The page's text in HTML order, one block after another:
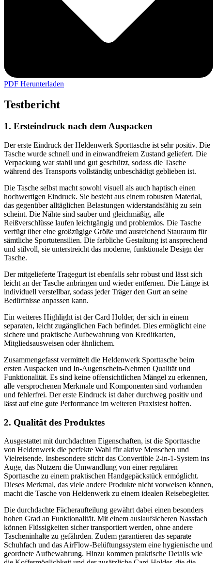
PDF Herunterladen
Testbericht
1. Ersteindruck nach dem Auspacken
Der erste Eindruck der Heldenwerk Sporttasche ist sehr positiv. Die
Tasche wurde schnell und in einwandfreiem Zustand geliefert. Die
Verpackung war stabil und gut geschützt, sodass die Tasche
während des Transports vollständig unbeschädigt geblieben ist.
Die Tasche selbst macht sowohl visuell als auch haptisch einen
hochwertigen Eindruck. Sie besteht aus einem robusten Material,
das gegenüber alltäglichen Belastungen widerstandsfähig zu sein
scheint. Die Nähte sind sauber und gleichmäßig, alle
Reißverschlüsse laufen leichtgängig und problemlos. Die Tasche
verfügt über eine großzügige Größe und ausreichend Stauraum für
sämtliche Sportutensilien. Die farbliche Gestaltung ist ansprechend
und stilvoll, sie unterstreicht das moderne, funktionale Design der
Tasche.
Der mitgelieferte Tragegurt ist ebenfalls sehr robust und lässt sich
leicht an der Tasche anbringen und wieder entfernen. Die Länge ist
individuell verstellbar, sodass jeder Träger den Gurt an seine
Bedürfnisse anpassen kann.
Ein weiteres Highlight ist der Card Holder, der sich in einem
separaten, leicht zugänglichen Fach befindet. Dies ermöglicht eine
sichere und praktische Aufbewahrung von Kreditkarten,
Mitgliedsausweisen oder ähnlichem.
Zusammengefasst vermittelt die Heldenwerk Sporttasche beim
ersten Auspacken und In-Augenschein-Nehmen Qualität und
Funktionalität. Es sind keine offensichtlichen Mängel zu erkennen,
alle versprochenen Merkmale und Komponenten sind vorhanden
und fehlerfrei. Der erste Eindruck ist daher durchweg positiv und
lässt auf eine gute Performance im weiteren Praxistest hoffen.
2. Qualität des Produktes
Ausgestattet mit durchdachten Eigenschaften, ist die Sporttasche
von Heldenwerk die perfekte Wahl für aktive Menschen und
Vielreisende. Insbesondere sticht das Convertible 2-in-1-System ins
Auge, das Nutzern die Umwandlung von einer regulären
Sporttasche zu einem praktischen Handgepäckstück ermöglicht.
Dieses Merkmal, das viele andere Produkte nicht vorweisen können,
macht die Tasche von Heldenwerk zu einem idealen Reisebegleiter.
Die durchdachte Fächeraufteilung gewährt dabei einen besonders
hohen Grad an Funktionalität. Mit einem auslaufsicheren Nassfach
können Flüssigkeiten sicher transportiert werden, ohne andere
Tascheninhalte zu gefährden. Zudem garantieren das separate
Schuhfach und das AirFlow-Belüftungssystem eine hygienische und
geordnete Aufbewahrung. Hinzu kommen praktische Details wie